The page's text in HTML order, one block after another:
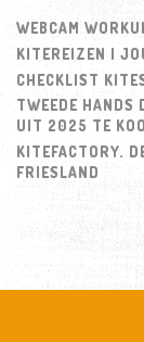
WEBCAM
KITEREIZEN |
CHECKLIST
TWEEDE HANDS
UIT 2025 TE
KITEFACTORY.
FRIESLAND